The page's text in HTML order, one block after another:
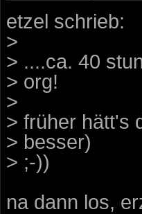
etzel schrieb:
>
> ....ca. 40
> org!
>
> früher hätt's
> besser)
> ;-))
na dann los,